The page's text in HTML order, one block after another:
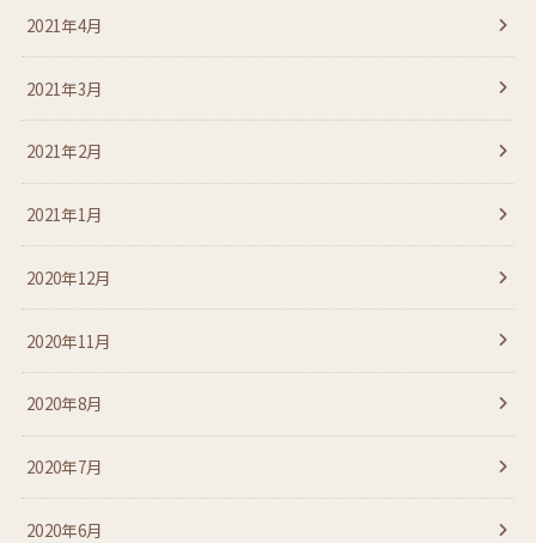
2021年4月
2021年3月
2021年2月
2021年1月
2020年12月
2020年11月
2020年8月
2020年7月
2020年6月